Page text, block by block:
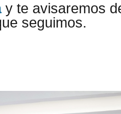
y te avisaremos
seguimos.